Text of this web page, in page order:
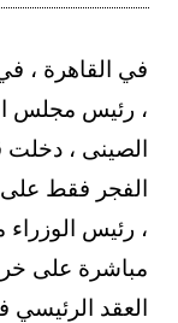
، رئيس مجلس
الصينى ، دخلت
الفجر فقط على
، رئيس الوزراء